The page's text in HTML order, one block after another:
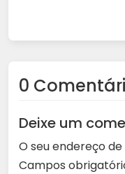
0
Deixe um
O seu endereço
Campos